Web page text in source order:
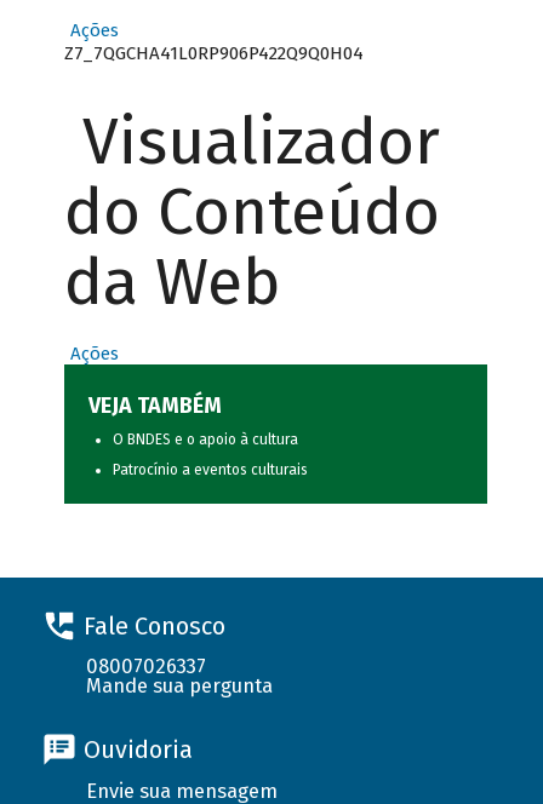
Ações
Z7_7QGCHA41L0RP906P422Q9Q0H04
Visualizador
do Conteúdo
da Web
Ações
VEJA TAMBÉM
O BNDES e o apoio à cultura
Patrocínio a eventos culturais
Fale Conosco
08007026337
Mande sua pergunta
Ouvidoria
Envie sua mensagem